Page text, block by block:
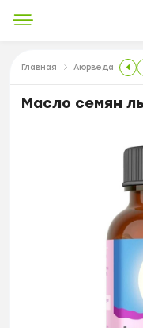
Главная Аюрведа
Масло семян